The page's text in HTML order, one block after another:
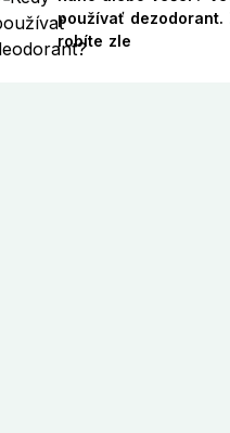
používať dezodorant.
robíte zle